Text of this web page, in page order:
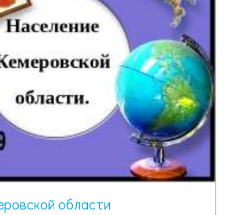
области